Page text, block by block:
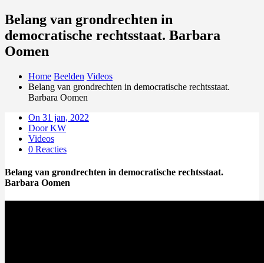
Belang van grondrechten in
democratische rechtsstaat. Barbara
Oomen
Home Beelden Videos
Belang van grondrechten in democratische rechtsstaat.
Barbara Oomen
On 31 jan, 2022
Door KW
Videos
0 Reacties
Belang van grondrechten in democratische rechtsstaat.
Barbara Oomen